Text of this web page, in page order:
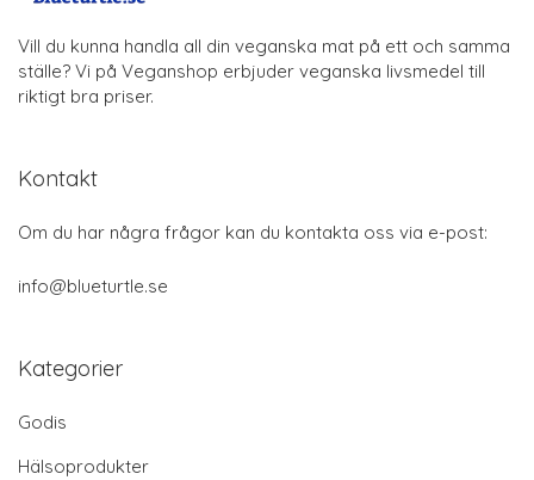
Vill du kunna handla all din veganska mat på ett och samma
ställe? Vi på Veganshop erbjuder veganska livsmedel till
riktigt bra priser.
Kontakt
Om du har några frågor kan du kontakta oss via e-post:
info@blueturtle.se
Kategorier
Godis
Hälsoprodukter